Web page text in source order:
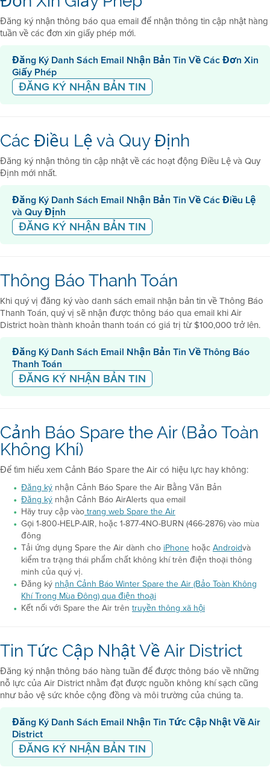
Đăng ký nhận thông báo qua email để nhận thông tin cập nhật hàng
tuần về các đơn xin giấy phép mới.
Đăng Ký Danh Sách Email Nhận Bản Tin Về Các Đơn Xin
Giấy Phép
ĐĂNG KÝ NHẬN BẢN TIN
Các Điều Lệ và Quy Định
Đăng ký nhận thông tin cập nhật về các hoạt động Điều Lệ và Quy
Định mới nhất.
Đăng Ký Danh Sách Email Nhận Bản Tin Về Các Điều Lệ
và Quy Định
ĐĂNG KÝ NHẬN BẢN TIN
Thông Báo Thanh Toán
Khi quý vị đăng ký vào danh sách email nhận bản tin về Thông Báo
Thanh Toán, quý vị sẽ nhận được thông báo qua email khi Air
District hoàn thành khoản thanh toán có giá trị từ $100,000 trở lên.
Đăng Ký Danh Sách Email Nhận Bản Tin Về Thông Báo
Thanh Toán
ĐĂNG KÝ NHẬN BẢN TIN
Cảnh Báo Spare the Air (Bảo Toàn
Không Khí)
Để tìm hiểu xem Cảnh Báo Spare the Air có hiệu lực hay không:
Đăng ký nhận Cảnh Báo Spare the Air Bằng Văn Bản
Đăng ký nhận Cảnh Báo AirAlerts qua email
Hãy truy cập vàotrang web Spare the Air
Gọi 1-800-HELP-AIR, hoặc 1-877-4NO-BURN (466-2876) vào mùa
đông
Tải ứng dụng Spare the Air dành cho iPhone hoặcAndroidvà
kiểm tra trạng thái phẩm chất không khí trên điện thoại thông
minh của quý vị.
Đăng ký nhận Cảnh Báo Winter Spare the Air (Bảo Toàn Không
Khí Trong Mùa Đông) qua điện thoại
Kết nối với Spare the Air trên truyền thông xã hội
Tin Tức Cập Nhật Về Air District
Đăng ký nhận thông báo hàng tuần để được thông báo về những
nỗ lực của Air District nhằm đạt được nguồn không khí sạch cũng
như bảo vệ sức khỏe cộng đồng và môi trường của chúng ta.
Đăng Ký Danh Sách Email Nhận Tin Tức Cập Nhật Về Air
District
ĐĂNG KÝ NHẬN BẢN TIN